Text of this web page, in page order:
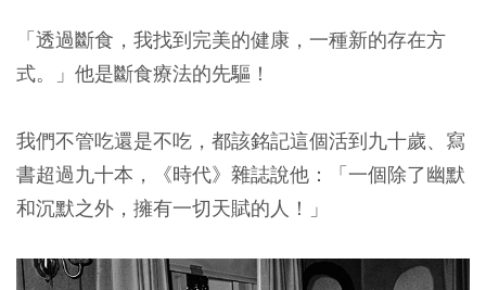
「透過斷食，我找到完美的健康，一種新的存在方
式。」他是斷食療法的先驅！
我們不管吃還是不吃，都該銘記這個活到九十歲、寫
書超過九十本，《時代》雜誌說他：「一個除了幽默
和沉默之外，擁有一切天賦的人！」